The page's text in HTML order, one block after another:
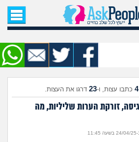
עמוד הבית
שאל שאלה
שאלות חדשות
שאלות שעוררו עניין
4 כתבו עצות, ו-23 דרגו את העצות.
זורקת הערות שליליות, מה